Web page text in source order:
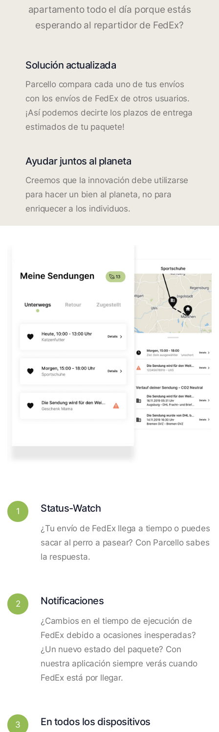
apartamento todo el día porque estás
esperando al repartidor de FedEx?
Solución actualizada
Parcello compara cada uno de tus envíos
con los envíos de FedEx de otros usuarios.
¡Así podemos decirte los plazos de entrega
estimados de tu paquete!
Ayudar juntos al planeta
Creemos que la innovación debe utilizarse
para hacer un bien al planeta, no para
enriquecer a los individuos.
1 Status-Watch
¿Tu envío de FedEx llega a tiempo o puedes
sacar al perro a pasear? Con Parcello sabes
la respuesta.
2 Notificaciones
¿Cambios en el tiempo de ejecución de
FedEx debido a ocasiones inesperadas?
¿Un nuevo estado del paquete? Con
nuestra aplicación siempre verás cuando
FedEx está por llegar.
3 En todos los dispositivos